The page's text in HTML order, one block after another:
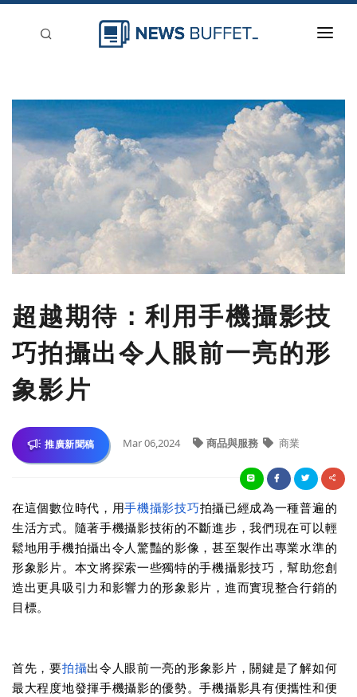
新聞稿分類
登入
刊登
超越期待：利用手機攝影技
巧拍攝出令人眼前一亮的形
象影片
推廣新聞稿 Mar 06,2024 商品與服務 商業
在這個數位時代，用手機攝影技巧拍攝已經成為一種普遍的
生活方式。隨著手機攝影技術的不斷進步，我們現在可以輕
鬆地用手機拍攝出令人驚豔的影像，甚至製作出專業水準的
形象影片。本文將探索一些獨特的手機攝影技巧，幫助您創
造出更具吸引力和影響力的形象影片，進而實現整合行銷的
目標。
首先，要拍攝出令人眼前一亮的形象影片，關鍵是了解如何
最大程度地發揮手機攝影的優勢。手機攝影具有便攜性和便